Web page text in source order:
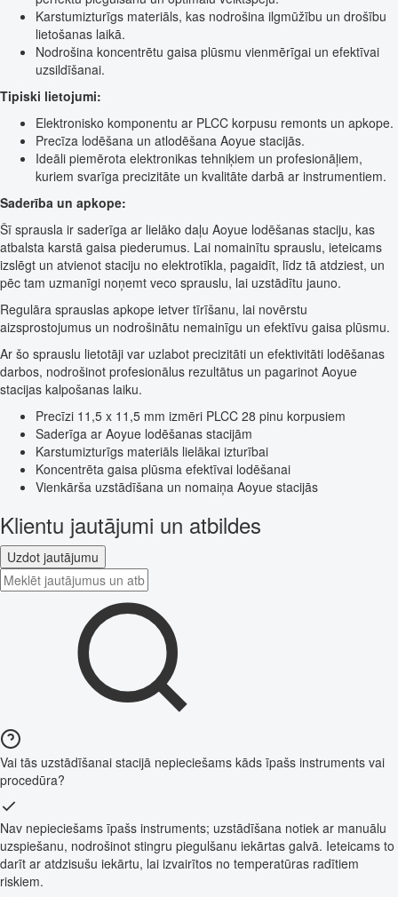
Karstumizturīgs materiāls, kas nodrošina ilgmūžību un drošību
lietošanas laikā.
Nodrošina koncentrētu gaisa plūsmu vienmērīgai un efektīvai
uzsildīšanai.
Tipiski lietojumi:
Elektronisko komponentu ar PLCC korpusu remonts un apkope.
Precīza lodēšana un atlodēšana Aoyue stacijās.
Ideāli piemērota elektronikas tehniķiem un profesionāļiem,
kuriem svarīga precizitāte un kvalitāte darbā ar instrumentiem.
Saderība un apkope:
Šī sprausla ir saderīga ar lielāko daļu Aoyue lodēšanas staciju, kas
atbalsta karstā gaisa piederumus. Lai nomainītu sprauslu, ieteicams
izslēgt un atvienot staciju no elektrotīkla, pagaidīt, līdz tā atdziest, un
pēc tam uzmanīgi noņemt veco sprauslu, lai uzstādītu jauno.
Regulāra sprauslas apkope ietver tīrīšanu, lai novērstu
aizsprostojumus un nodrošinātu nemainīgu un efektīvu gaisa plūsmu.
Ar šo sprauslu lietotāji var uzlabot precizitāti un efektivitāti lodēšanas
darbos, nodrošinot profesionālus rezultātus un pagarinot Aoyue
stacijas kalpošanas laiku.
Precīzi 11,5 x 11,5 mm izmēri PLCC 28 pinu korpusiem
Saderīga ar Aoyue lodēšanas stacijām
Karstumizturīgs materiāls lielākai izturībai
Koncentrēta gaisa plūsma efektīvai lodēšanai
Vienkārša uzstādīšana un nomaiņa Aoyue stacijās
Klientu jautājumi un atbildes
Uzdot jautājumu
Vai tās uzstādīšanai stacijā nepieciešams kāds īpašs instruments vai
procedūra?
Nav nepieciešams īpašs instruments; uzstādīšana notiek ar manuālu
uzspiešanu, nodrošinot stingru piegulšanu iekārtas galvā. Ieteicams to
darīt ar atdzisušu iekārtu, lai izvairītos no temperatūras radītiem
riskiem.